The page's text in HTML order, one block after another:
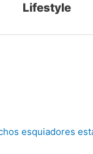
Lifestyle